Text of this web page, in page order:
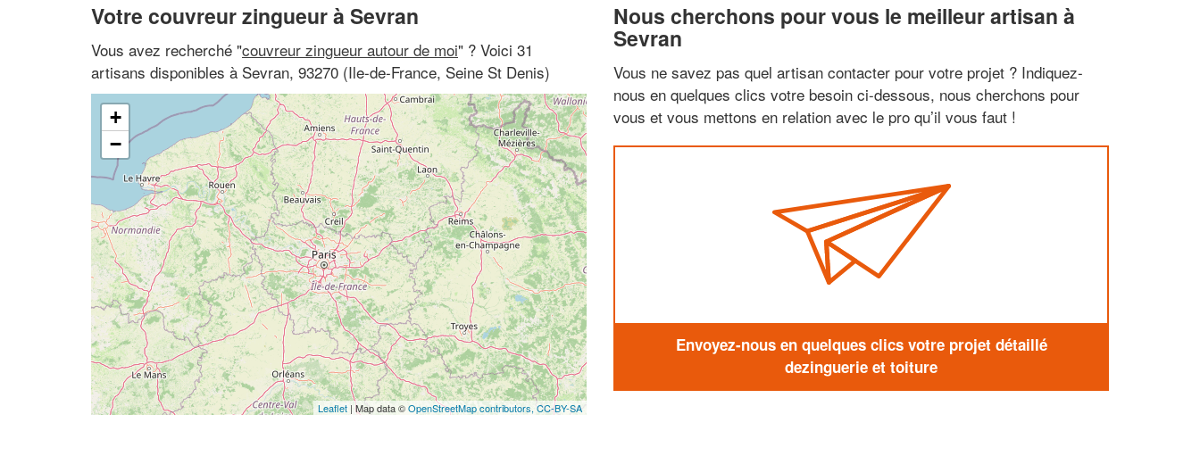
Votre couvreur zingueur à Sevran
Vous avez recherché "couvreur zingueur autour de moi" ? Voici 31
artisans disponibles à Sevran, 93270 (Ile-de-France, Seine St Denis)
+
−
Leaflet | Map data ©OpenStreetMap contributors, CC-BY-SA
Nous cherchons pour vous le meilleur artisan à
Sevran
Vous ne savez pas quel artisan contacter pour votre projet ? Indiquez-
nous en quelques clics votre besoin ci-dessous, nous cherchons pour
vous et vous mettons en relation avec le pro qu’il vous faut !
Envoyez-nous en quelques clics votre projet détaillé
dezinguerie et toiture